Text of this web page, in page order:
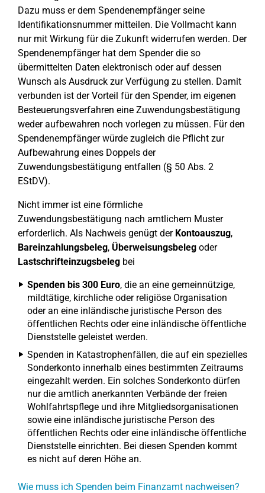
Dazu muss er dem Spendenempfänger seine
Identifikationsnummer mitteilen. Die Vollmacht kann
nur mit Wirkung für die Zukunft widerrufen werden. Der
Spendenempfänger hat dem Spender die so
übermittelten Daten elektronisch oder auf dessen
Wunsch als Ausdruck zur Verfügung zu stellen. Damit
verbunden ist der Vorteil für den Spender, im eigenen
Besteuerungsverfahren eine Zuwendungsbestätigung
weder aufbewahren noch vorlegen zu müssen. Für den
Spendenempfänger würde zugleich die Pflicht zur
Aufbewahrung eines Doppels der
Zuwendungsbestätigung entfallen (§ 50 Abs. 2
EStDV).
Nicht immer ist eine förmliche
Zuwendungsbestätigung nach amtlichem Muster
erforderlich. Als Nachweis genügt der Kontoauszug,
Bareinzahlungsbeleg, Überweisungsbeleg oder
Lastschrifteinzugsbeleg bei
Spenden bis 300 Euro, die an eine gemeinnützige,
mildtätige, kirchliche oder religiöse Organisation
oder an eine inländische juristische Person des
öffentlichen Rechts oder eine inländische öffentliche
Dienststelle geleistet werden.
Spenden in Katastrophenfällen, die auf ein spezielles
Sonderkonto innerhalb eines bestimmten Zeitraums
eingezahlt werden. Ein solches Sonderkonto dürfen
nur die amtlich anerkannten Verbände der freien
Wohlfahrtspflege und ihre Mitgliedsorganisationen
sowie eine inländische juristische Person des
öffentlichen Rechts oder eine inländische öffentliche
Dienststelle einrichten. Bei diesen Spenden kommt
es nicht auf deren Höhe an.
Wie muss ich Spenden beim Finanzamt nachweisen?